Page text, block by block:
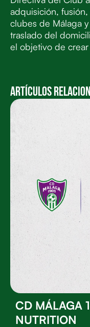
adquisición,
clubes de Málaga
traslado del
el objetivo de
Artículos
CD MÁLAGA
NUTRITION